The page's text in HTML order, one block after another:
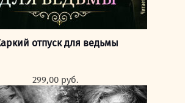
отпуск для ведьмы
299,00 руб.